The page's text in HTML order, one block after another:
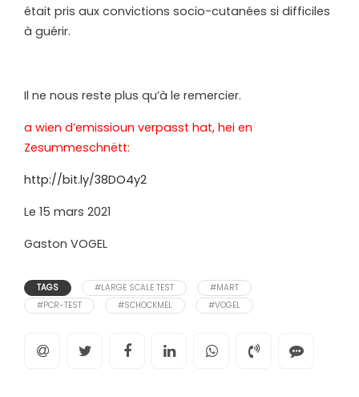
était pris aux convictions socio-cutanées si difficiles
à guérir.
Il ne nous reste plus qu’à le remercier.
a wien d’emissioun verpasst hat, hei en
Zesummeschnëtt:
http://bit.ly/38DO4y2
Le 15 mars 2021
Gaston VOGEL
TAGS #LARGE SCALE TEST
#MART
#PCR-TEST
#SCHOCKMEL #VOGEL